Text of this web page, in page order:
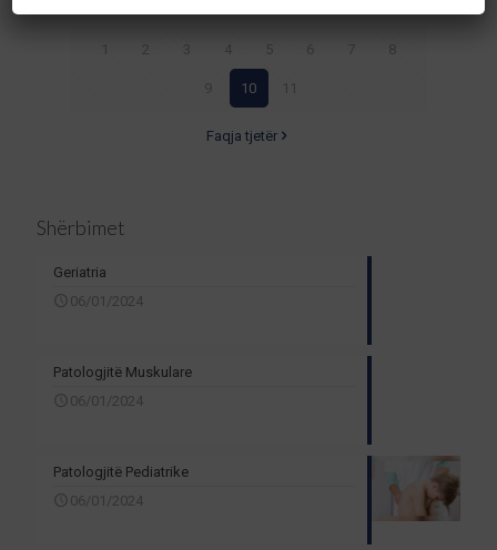
2 3 5 6 7 8
9 10 11
Faqja tjetër
Shërbimet
Geriatria
06/01/2024
Patologjitë Muskulare
06/01/2024
Patologjitë Pediatrike
06/01/2024